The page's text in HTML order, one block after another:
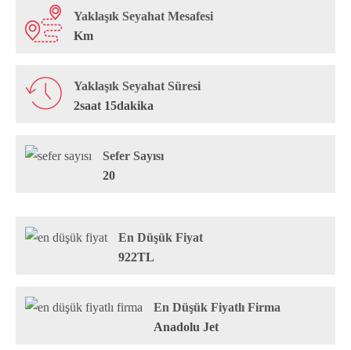
Yaklaşık Seyahat Mesafesi
Km
Yaklaşık Seyahat Süresi
2saat 15dakika
Sefer Sayısı
20
En Düşük Fiyat
922TL
En Düşük Fiyatlı Firma
Anadolu Jet